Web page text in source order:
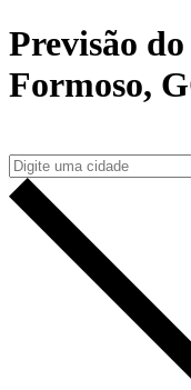
Previsão
Formoso,